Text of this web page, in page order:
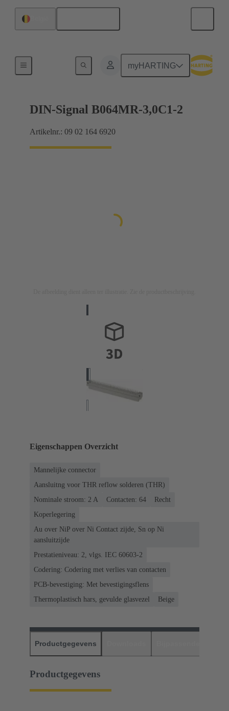
myHARTING
Moederbord naar dochterkaart-aansluiting
DIN-Signal B064MR-3,0C1-2
Artikelnr.: 09 02 164 6920
Eigenschappen Overzicht
Mannelijke connector
Aansluitng voor THR reflow solderen (THR)
Nominale stroom: ‌2 A
Contacten: 64
Recht
Koperlegering
Au over NiP over Ni Contact zijde, Sn op Ni
aansluitzijde
Prestatieniveau: 2, vlgs. IEC 60603-2
Codering: Codering met verlies van contacten
PCB-bevestiging: Met bevestigingsflens
Thermoplastisch hars, gevulde glasvezel
Beige
Productgegevens
Productgegevens